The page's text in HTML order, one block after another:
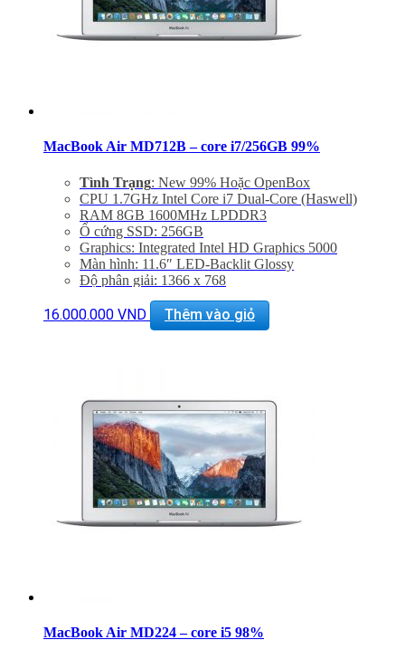
MacBook Air MD712B – core i7/256GB 99%
Tình Trạng: New 99% Hoặc OpenBox
CPU 1.7GHz Intel Core i7 Dual-Core (Haswell)
RAM 8GB 1600MHz LPDDR3
Ổ cứng SSD: 256GB
Graphics: Integrated Intel HD Graphics 5000
Màn hình: 11.6″ LED-Backlit Glossy
Độ phân giải: 1366 x 768
Khe cắm: Dual USB 3.0 Ports, One Thunderbolt Port
Thiết bị nghe nhìn: 720p FaceTime HD Camera
Miễn phí vận chuyển trên toàn quốc
Miễn phí hỗ trợ cài đặt phần mềm
16.000.000 VND Thêm vào giỏ
MacBook Air MD224 – core i5 98%